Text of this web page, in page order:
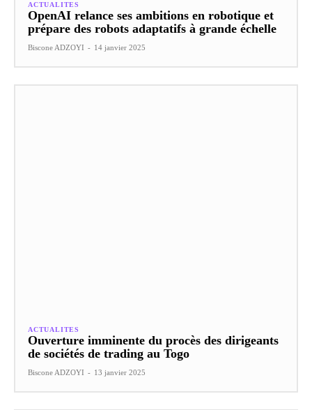
ACTUALITES
OpenAI relance ses ambitions en robotique et
prépare des robots adaptatifs à grande échelle
Biscone ADZOYI - 14 janvier 2025
ACTUALITES
Ouverture imminente du procès des dirigeants
de sociétés de trading au Togo
Biscone ADZOYI - 13 janvier 2025